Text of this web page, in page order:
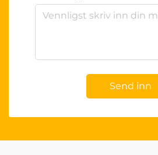
Send inn